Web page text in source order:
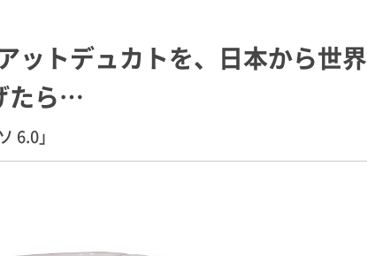
ットデュカトを、日本から世界
たら…
6.0」